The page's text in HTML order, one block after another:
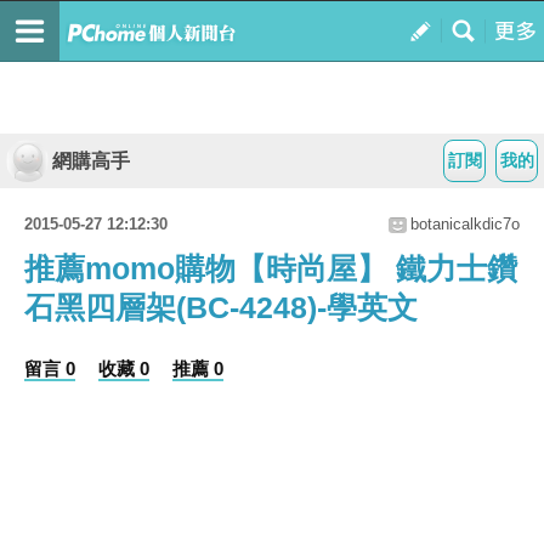
我的
訂閱
網購高手
2015-05-27 12:12:30 botanicalkdic7o
推薦momo購物【時尚屋】 鐵力士鑽
石黑四層架(BC-4248)-學英文
留言 0 收藏 0 推薦 0